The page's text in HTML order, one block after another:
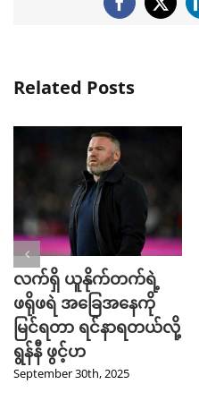
Facebook
X
Related Posts
လက်ရှိ ယူနိုက်တက်ရဲ့
ဖရိုဖရဲ အခြေအနေကို
မြင်ရတာ ရင်နာရတယ်လို့
ရွန်နီ ဖွင့်ဟ
September 30th, 2025